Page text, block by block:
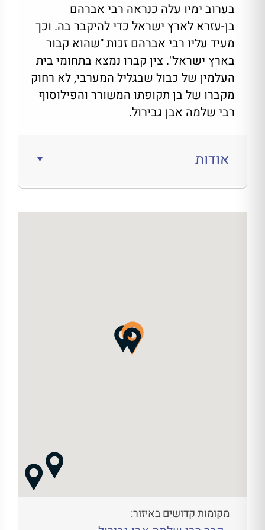
בערוב ימיו עלה כנראה רבי אברהם
בן-עזרא לארץ ישראל כדי להיקבר בה. וכך
מעיד עליו רבי אברהם זכות "שהוא קבור
בארץ ישראל". צין קברו נמצא בתחומי בית
העלמין של כבול שבגליל המערבי, לא רחוק
מקברו של בן תקופתו המשורר והפילוסוף
רבי שלמה אבן גבירול.
אודות
מקומות קדושים באיזור: